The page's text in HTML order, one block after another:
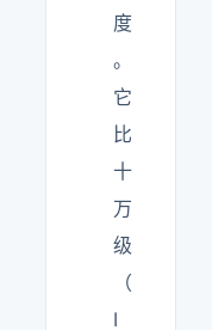
度
。
它
比
十
万
级
（
I